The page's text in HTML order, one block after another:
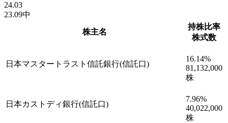
24.03
23.09中
株主名
持株比率
株式数
日本マスタートラスト信託銀行(信託口)
16.14%
81,132,000
株
日本カストディ銀行(信託口)
7.96%
40,022,000
株